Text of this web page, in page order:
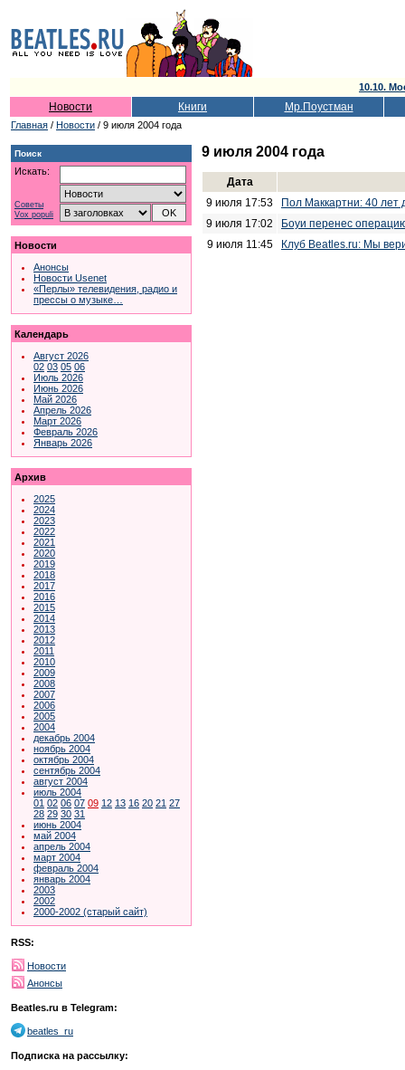
10.10.
Новости Книги Мр.Поустман
Главная / Новости / 9 июля 2004 года
Поиск
Искать:
Советы
Vox populi
Новости
Анонсы
Новости Usenet
«Перлы» телевидения, радио и
прессы о музыке…
Календарь
Август 2026
02 03 05 06
Июль 2026
Июнь 2026
Май 2026
Апрель 2026
Март 2026
Февраль 2026
Январь 2026
Архив
2025
2024
2023
2022
2021
2020
2019
2018
2017
2016
2015
2014
2013
2012
2011
2010
2009
2008
2007
2006
2005
2004
декабрь 2004
ноябрь 2004
октябрь 2004
сентябрь 2004
август 2004
июль 2004
01 02 06 07 09 12 13 16 20 21 27
28 29 30 31
июнь 2004
май 2004
апрель 2004
март 2004
февраль 2004
январь 2004
2003
2002
2000-2002 (старый сайт)
RSS:
Новости
Анонсы
Beatles.ru в Telegram:
beatles_ru
Подписка на рассылку:
9 июля 2004 года
Дата
9 июля 17:53
Пол Маккартни: 40 лет
9 июля 17:02
Боуи перенес
9 июля 11:45
Клуб Beatles.ru: Мы